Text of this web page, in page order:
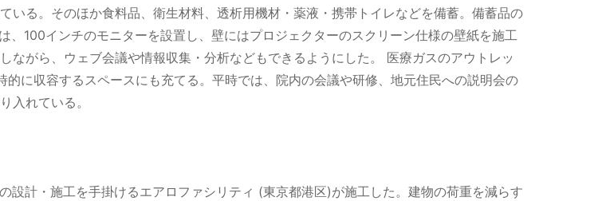
いる。そのほか食料品、衛生材料、透析用機材・薬液・携帯トイレなどを備蓄。備蓄品の
100インチのモニターを設置し、壁にはプロジェクターのスクリーン仕様の壁紙を施工
ながら、ウェブ会議や情報収集・分析などもできるようにした。 医療ガスのアウトレッ
に収容するスペースにも充てる。平時では、院内の会議や研修、地元住民への説明会の
入れている。
計・施工を手掛けるエアロファシリティ (東京都港区)が施工した。建物の荷重を減らす